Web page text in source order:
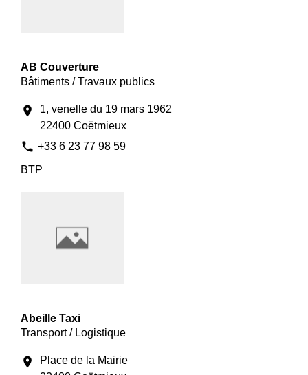
AB Couverture
Bâtiments / Travaux publics
location_on
1, venelle du 19 mars 1962
22400 Coëtmieux
phone +33 6 23 77 98 59
BTP
Abeille Taxi
Transport / Logistique
location_on
Place de la Mairie